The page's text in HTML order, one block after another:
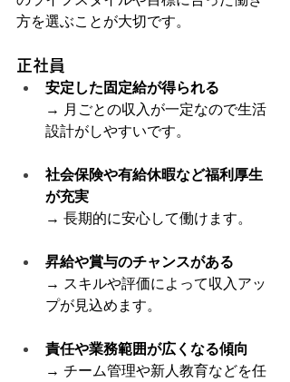
方を選ぶことが大切です。
正社員
安定した固定給が得られる
→ 月ごとの収入が一定なので生活
設計がしやすいです。
社会保険や有給休暇など福利厚生
が充実
→ 長期的に安心して働けます。
昇給や賞与のチャンスがある
→ スキルや評価によって収入アッ
プが見込めます。
責任や業務範囲が広くなる傾向
→ チーム管理や新人教育などを任